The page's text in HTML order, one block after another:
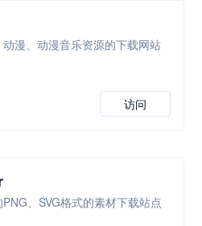
漫、动漫音乐资源的下载网站
访问
、SVG格式的素材下载站点